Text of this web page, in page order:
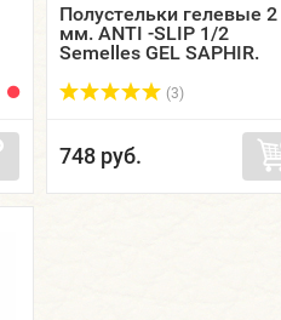
Полустельки гелевые 2
мм. ANTI -SLIP 1/2
Semelles GEL SAPHIR.
(3)
748 руб.